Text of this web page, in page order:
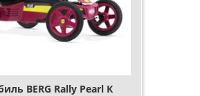
BERG Rally Pearl К